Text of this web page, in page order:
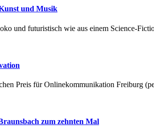
und Musik
und futuristisch wie aus einem Science-
Preis für Onlinekommunikation Freiburg
zum zehnten Mal